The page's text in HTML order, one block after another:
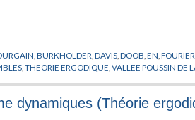
,BURKHOLDER ,DAVIS ,DOOB ,EN ,FOURIER
,THEORIE ERGODIQUE ,VALLEE POUSSIN DE
dynamiques (Théorie